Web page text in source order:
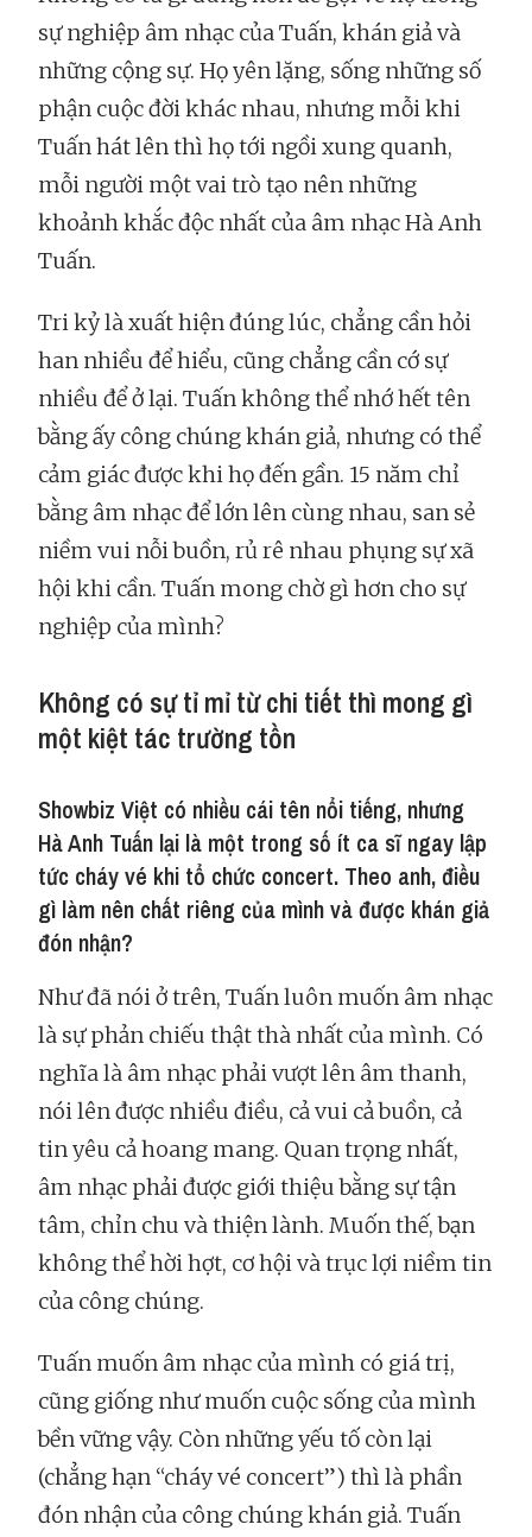
sự nghiệp âm nhạc của Tuấn, khán giả và
những cộng sự. Họ yên lặng, sống những số
phận cuộc đời khác nhau, nhưng mỗi khi
Tuấn hát lên thì họ tới ngồi xung quanh,
mỗi người một vai trò tạo nên những
khoảnh khắc độc nhất của âm nhạc Hà Anh
Tuấn.
Tri kỷ là xuất hiện đúng lúc, chẳng cần hỏi
han nhiều để hiểu, cũng chẳng cần cớ sự
nhiều để ở lại. Tuấn không thể nhớ hết tên
bằng ấy công chúng khán giả, nhưng có thể
cảm giác được khi họ đến gần. 15 năm chỉ
bằng âm nhạc để lớn lên cùng nhau, san sẻ
niềm vui nỗi buồn, rủ rê nhau phụng sự xã
hội khi cần. Tuấn mong chờ gì hơn cho sự
nghiệp của mình?
Không có sự tỉ mỉ từ chi tiết thì mong gì
một kiệt tác trường tồn
Showbiz Việt có nhiều cái tên nổi tiếng, nhưng
Hà Anh Tuấn lại là một trong số ít ca sĩ ngay lập
tức cháy vé khi tổ chức concert. Theo anh, điều
gì làm nên chất riêng của mình và được khán giả
đón nhận?
Như đã nói ở trên, Tuấn luôn muốn âm nhạc
là sự phản chiếu thật thà nhất của mình. Có
nghĩa là âm nhạc phải vượt lên âm thanh,
nói lên được nhiều điều, cả vui cả buồn, cả
tin yêu cả hoang mang. Quan trọng nhất,
âm nhạc phải được giới thiệu bằng sự tận
tâm, chỉn chu và thiện lành. Muốn thế, bạn
không thể hời hợt, cơ hội và trục lợi niềm tin
của công chúng.
Tuấn muốn âm nhạc của mình có giá trị,
cũng giống như muốn cuộc sống của mình
bền vững vậy. Còn những yếu tố còn lại
(chẳng hạn “cháy vé concert”) thì là phần
đón nhận của công chúng khán giả. Tuấn